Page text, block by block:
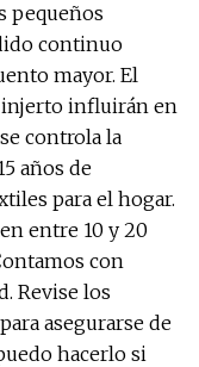
pequeños
continuo
mayor. El
injerto influirán en
controla la
años de
para el hogar.
entre 10 y 20
con
Revise los
asegurarse de
hacerlo si